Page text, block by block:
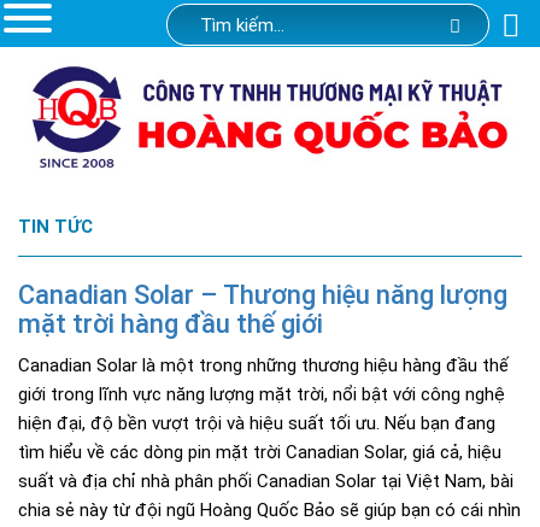
TIN TỨC
Canadian Solar – Thương hiệu năng lượng
mặt trời hàng đầu thế giới
Canadian Solar là một trong những thương hiệu hàng đầu thế
giới trong lĩnh vực năng lượng mặt trời, nổi bật với công nghệ
hiện đại, độ bền vượt trội và hiệu suất tối ưu. Nếu bạn đang
tìm hiểu về các dòng pin mặt trời Canadian Solar, giá cả, hiệu
suất và địa chỉ nhà phân phối Canadian Solar tại Việt Nam, bài
chia sẻ này từ đội ngũ Hoàng Quốc Bảo sẽ giúp bạn có cái nhìn